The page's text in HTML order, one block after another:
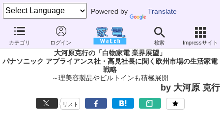
Powered by Translate
カテゴリ ログイン 検索 Impressサイト
家電 Watch 業界動向 業界動向
企業動向
大河原克行の「白物家電 業界展望」
パナソニック アプライアンス社・高見社長に聞く欧州市場の生活家電
戦略
～理美容製品やビルトインも積極展開
by 大河原 克行
リスト